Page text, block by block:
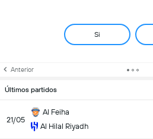
Si
Anterior
Últimos partidos
21/05
Al Feiha
Al Hilal Riyadh